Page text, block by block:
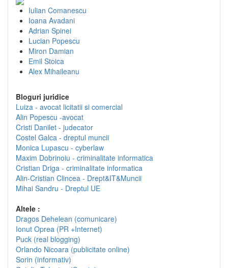
Iulian Comanescu
Ioana Avadani
Adrian Spinei
Lucian Popescu
Miron Damian
Emil Stoica
Alex Mihaileanu
Bloguri juridice
Luiza - avocat licitatii si comercial
Alin Popescu -avocat
Cristi Danilet - judecator
Costel Galca - dreptul muncii
Monica Lupascu - cyberlaw
Maxim Dobrinoiu - criminalitate informatica
Cristian Driga - criminalitate informatica
Alin-Cristian Clincea - Drept&IT&Muncii
Mihai Sandru - Dreptul UE
Altele :
Dragos Dehelean (comunicare)
Ionut Oprea (PR +Internet)
Puck (real blogging)
Orlando Nicoara (publicitate online)
Sorin (informativ)